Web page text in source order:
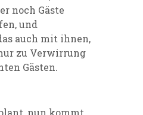
noch Gäste
und
auch mit ihnen,
zu Verwirrung
Gästen.
nun kommt